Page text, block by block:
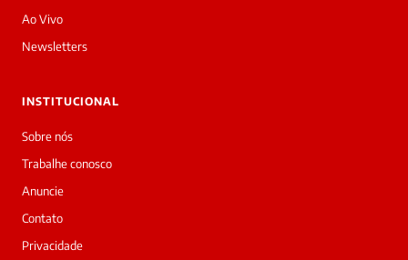
Ao Vivo
Newsletters
INSTITUCIONAL
Sobre nós
Trabalhe conosco
Anuncie
Contato
Privacidade